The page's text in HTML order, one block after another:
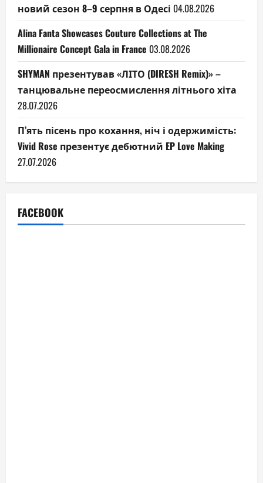
новий сезон 8–9 серпня в Одесі 04.08.2026
Alina Fanta Showcases Couture Collections at The
Millionaire Concept Gala in France 03.08.2026
SHYMAN презентував «ЛІТО (DIRESH Remix)» –
танцювальне переосмислення літнього хіта
28.07.2026
П’ять пісень про кохання, ніч і одержимість:
Vivid Rose презентує дебютний EP Love Making
27.07.2026
FACEBOOK